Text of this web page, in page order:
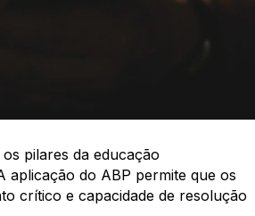
pilares da educação
do ABP permite que os
crítico e capacidade de resolução